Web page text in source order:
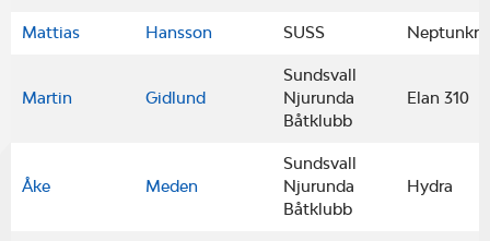
Mattias Hansson SUSS
Martin Gidlund
Sundsvall
Njurunda
Båtklubb
Elan 310
Åke Meden
Sundsvall
Njurunda
Båtklubb
Hydra